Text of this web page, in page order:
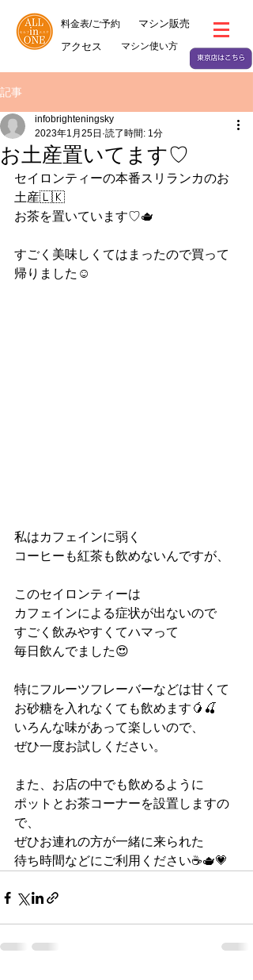
料金表/ご予約
マシン販売
アクセス
マシン使い方
記事
お土産置いてます♡
infobrighteningsky
2023年1月25日 読了時間: 1分
セイロンティーの本番スリランカのお
土産🇱🇰
お茶を置いています♡🫖
すごく美味しくてはまったので買って
帰りました☺️
私はカフェインに弱く
コーヒーも紅茶も飲めないんですが、
このセイロンティーは
カフェインによる症状が出ないので
すごく飲みやすくてハマって
毎日飲んでました😍
特にフルーツフレーバーなどは甘くて
お砂糖を入れなくても飲めます🥭🍒
いろんな味があって楽しいので、
ぜひ一度お試しください。
また、お店の中でも飲めるように
ポットとお茶コーナーを設置しますの
で、
ぜひお連れの方が一緒に来られた
待ち時間などにご利用ください☕️🫖💗